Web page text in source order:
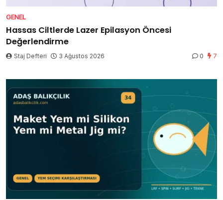
GENEL
Hassas Ciltlerde Lazer Epilasyon Öncesi
Değerlendirme
Staj Defteri 3 Ağustos 2026 0 7